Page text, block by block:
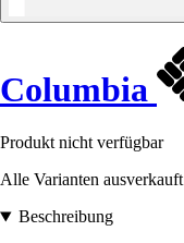
Columbia
Produkt nicht verfügbar
Alle Varianten ausverkauft
Beschreibung